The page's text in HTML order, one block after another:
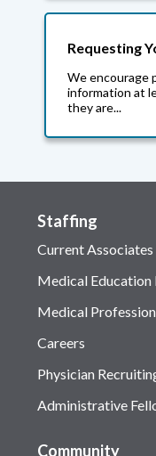
Requesting
We encourage
information at
they are...
Staffing
Current Associates
Medical Education
Medical
Careers
Physician
Administrative
Community